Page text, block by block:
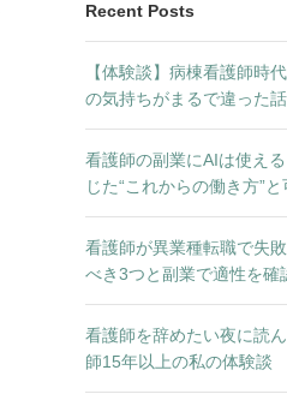
Recent Posts
【体験談】病棟看護師時
の気持ちがまるで違った話
看護師の副業にAIは使え
じた“これからの働き方”
看護師が異業種転職で失
べき3つと副業で適性を確
看護師を辞めたい夜に読
師15年以上の私の体験談